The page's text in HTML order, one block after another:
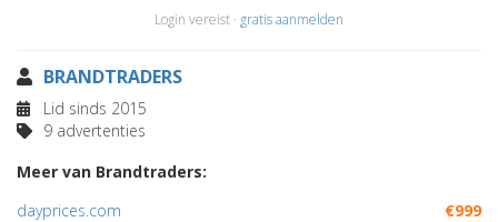
Login vereist · gratis aanmelden
BRANDTRADERS
Lid sinds 2015
9 advertenties
Meer van Brandtraders:
dayprices.com
€999